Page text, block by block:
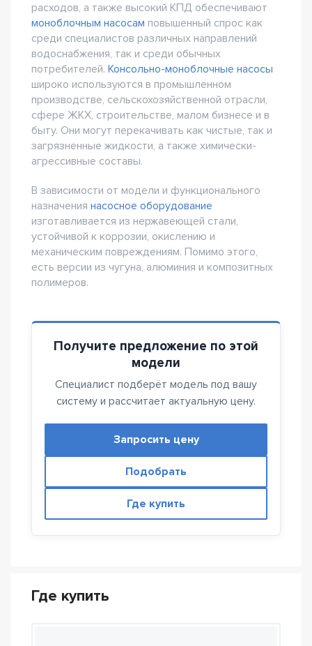
расходов, а также высокий КПД обеспечивают
моноблочным насосам повышенный спрос как
среди специалистов различных направлений
водоснабжения, так и среди обычных
потребителей. Консольно-моноблочные насосы
широко используются в промышленном
производстве, сельскохозяйственной отрасли,
сфере ЖКХ, строительстве, малом бизнесе и в
быту. Они могут перекачивать как чистые, так и
загрязненные жидкости, а также химически-
агрессивные составы.
В зависимости от модели и функционального
назначения насосное оборудование
изготавливается из нержавеющей стали,
устойчивой к коррозии, окислению и
механическим повреждениям. Помимо этого,
есть версии из чугуна, алюминия и композитных
полимеров.
Получите предложение по этой
модели
Специалист подберёт модель под вашу
систему и рассчитает актуальную цену.
Запросить цену
Подобрать
Где купить
Где купить